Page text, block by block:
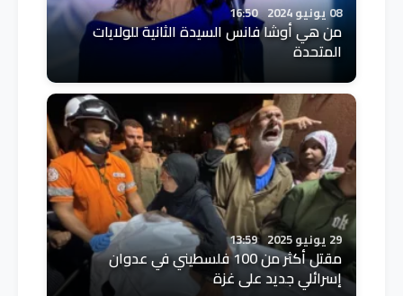
08 يونيو 2024 16:50
من هي أوشا فانس السيدة الثانية للولايات
المتحدة
29 يونيو 2025 13:59
مقتل أكثر من 100 فلسطيني في عدوان
إسرائلي جديد على غزة